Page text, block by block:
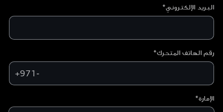
البريد الإلكتروني*
رقم الهاتف المتحرك*
+971-
الإمارة*